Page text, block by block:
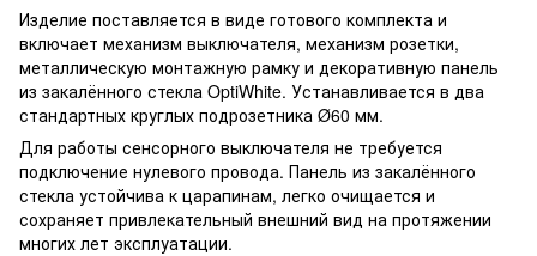
Изделие поставляется в виде готового комплекта и
включает механизм выключателя, механизм розетки,
металлическую монтажную рамку и декоративную панель
из закалённого стекла OptiWhite. Устанавливается в два
стандартных круглых подрозетника Ø60 мм.
Для работы сенсорного выключателя не требуется
подключение нулевого провода. Панель из закалённого
стекла устойчива к царапинам, легко очищается и
сохраняет привлекательный внешний вид на протяжении
многих лет эксплуатации.